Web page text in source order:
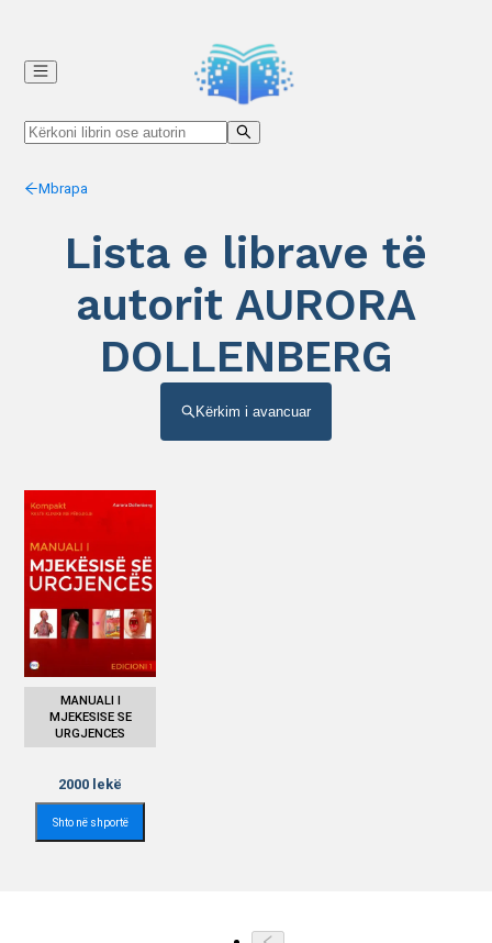
Mbrapa
Lista e librave të
autorit AURORA
DOLLENBERG
Kërkim i avancuar
MANUALI I
MJEKESISE SE
URGJENCES
2000 lekë
Shto në shportë